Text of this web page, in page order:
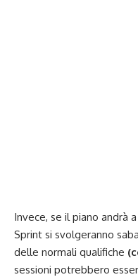
Invece, se il piano andrà
Sprint si svolgeranno
delle normali qualifiche
sessioni potrebbero